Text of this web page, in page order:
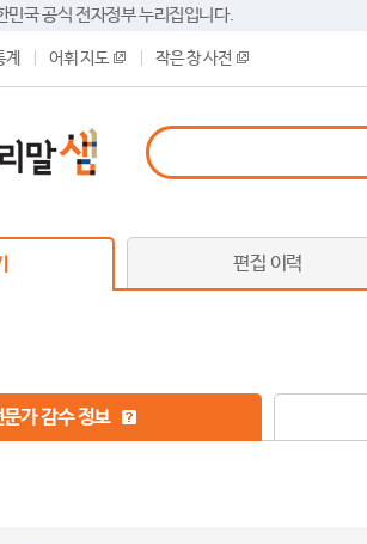
민국 공식 전자정부 누리집입니다.
어휘 지도 작은 창 사전
편집 이력
문가 감수 정보